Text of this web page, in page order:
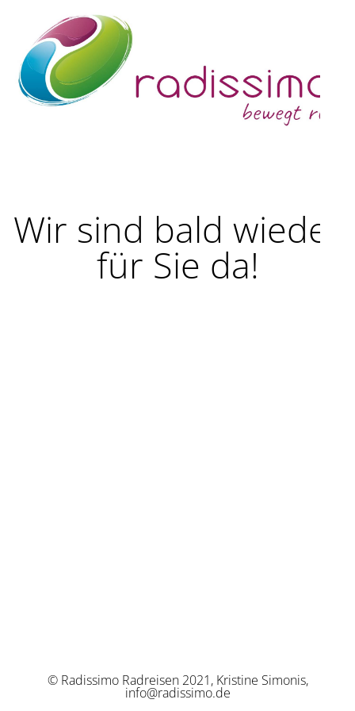
Wir sind bald wieder
für Sie da!
© Radissimo Radreisen 2021, Kristine Simonis,
info@radissimo.de